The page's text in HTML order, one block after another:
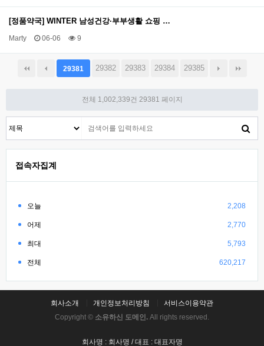
[정품약국] WINTER 남성건강·부부생활 쇼핑 …
Marty 06-06 9
29381 29382 29383 29384 29385
전체 1,002,339건 29381 페이지
접속자집계
오늘 2,208
어제 2,770
최대 5,793
전체 620,217
회사소개 개인정보처리방침
서비스이용약관
Copyright © 소유하신 도메인. All rights reserved.
회사명 : 회사명 / 대표 : 대표자명